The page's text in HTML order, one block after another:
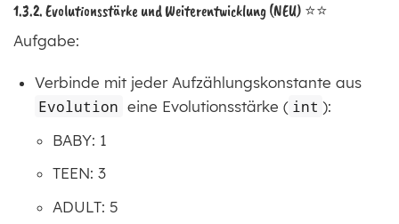
1.3.2. Evolutionsstärke und Weiterentwicklung (NEU) ⭐⭐
Aufgabe:
Verbinde mit jeder Aufzählungskonstante aus
Evolution eine Evolutionsstärke ( int ):
BABY: 1
TEEN: 3
ADULT: 5